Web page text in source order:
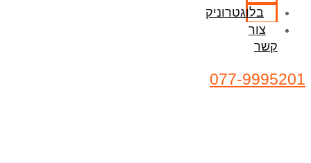
בלוגטרוניק
צור
קשר
077-9995201